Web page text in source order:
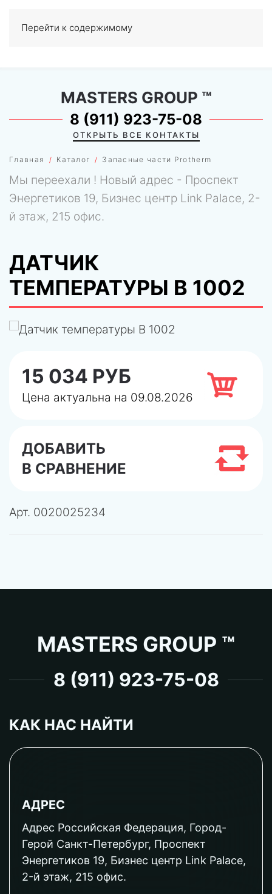
Перейти к содержимому
0
Главная Каталог Запасные части Protherm
MASTERS GROUP ™
8 (911) 923-75-08
ОТКРЫТЬ ВСЕ КОНТАКТЫ
Мы переехали ! Новый адрес - Проспект
Энергетиков 19, Бизнес центр Link Palace, 2-
й этаж, 215 офис.
ДАТЧИК
ТЕМПЕРАТУРЫ В 1002
15 034 РУБ
Цена актуальна на 09.08.2026
ДОБАВИТЬ
В СРАВНЕНИЕ
Арт. 0020025234
MASTERS GROUP ™
8 (911) 923-75-08
КАК НАС НАЙТИ
АДРЕС
Адрес Российская Федерация, Город-
Герой Санкт-Петербург, Проспект
Энергетиков 19, Бизнес центр Link Palace,
2-й этаж, 215 офис.